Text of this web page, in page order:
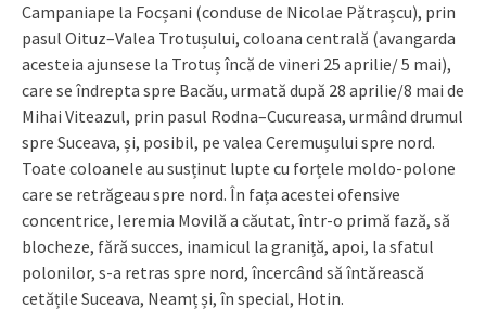
Campaniape la Focșani (conduse de Nicolae Pătrașcu), prin
pasul Oituz–Valea Trotușului, coloana centrală (avangarda
acesteia ajunsese la Trotuș încă de vineri 25 aprilie/ 5 mai),
care se îndrepta spre Bacău, urmată după 28 aprilie/8 mai de
Mihai Viteazul, prin pasul Rodna–Cucureasa, urmând drumul
spre Suceava, și, posibil, pe valea Ceremușului spre nord.
Toate coloanele au susținut lupte cu forțele moldo-polone
care se retrăgeau spre nord. În fața acestei ofensive
concentrice, Ieremia Movilă a căutat, într-o primă fază, să
blocheze, fără succes, inamicul la graniță, apoi, la sfatul
polonilor, s-a retras spre nord, încercând să întărească
cetățile Suceava, Neamț și, în special, Hotin.